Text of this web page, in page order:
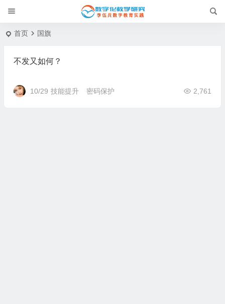
首页 国旗
不发又如何？
10/29 技能提升 2,761
密码保护